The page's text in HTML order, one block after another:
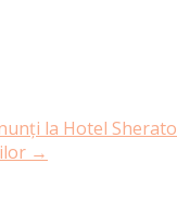
la Hotel
→